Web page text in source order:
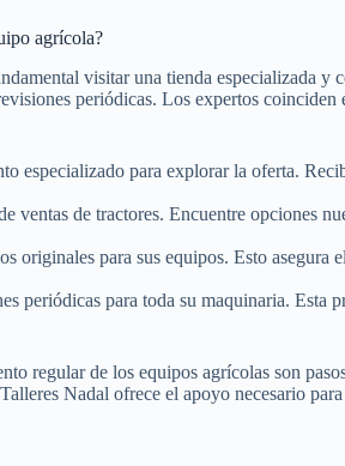
agrícola?
visitar una tienda especializada y
periódicas. Los expertos
especializado para explorar la oferta.
ventas de tractores. Encuentre opciones
originales para sus equipos. Esto
periódicas para toda su maquinaria. Esta
regular de los equipos agrícolas son
Nadal ofrece el apoyo necesario para